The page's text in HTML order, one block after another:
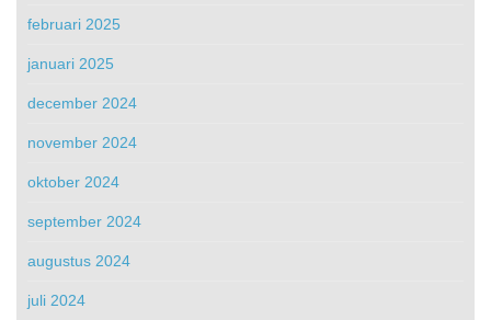
februari 2025
januari 2025
december 2024
november 2024
oktober 2024
september 2024
augustus 2024
juli 2024